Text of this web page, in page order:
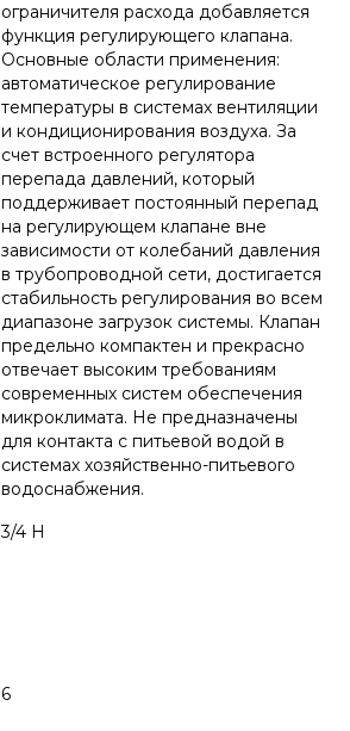
ограничителя расхода добавляется
функция регулирующего клапана.
Основные области применения:
автоматическое регулирование
температуры в системах вентиляции
и кондиционирования воздуха. За
счет встроенного регулятора
перепада давлений, который
поддерживает постоянный перепад
на регулирующем клапане вне
зависимости от колебаний давления
в трубопроводной сети, достигается
стабильность регулирования во всем
диапазоне загрузок системы. Клапан
предельно компактен и прекрасно
отвечает высоким требованиям
современных систем обеспечения
микроклимата. Не предназначены
для контакта с питьевой водой в
системах хозяйственно-питьевого
водоснабжения.
3/4 Н
6